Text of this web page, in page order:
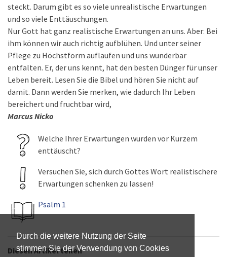
Durch die weitere Nutzung der Seite
stimmen Sie der Verwendung von Cookies
steckt. Darum gibt es so viele unrealistische Erwartungen
und so viele Enttäuschungen.
Nur Gott hat ganz realistische Erwartungen an uns. Aber: Bei
ihm können wir auch richtig aufblühen. Und unter seiner
Pflege zu Höchstform auflaufen und uns wunderbar
entfalten. Er, der uns kennt, hat den besten Dünger für unser
Leben bereit. Lesen Sie die Bibel und hören Sie nicht auf
damit. Dann werden Sie merken, wie dadurch Ihr Leben
bereichert und fruchtbar wird,
Marcus Nicko
Welche Ihrer Erwartungen wurden vor Kurzem
enttäuscht?
Versuchen Sie, sich durch Gottes Wort realistischere
Erwartungen schenken zu lassen!
Psalm 1
Diesen Artikel teilen